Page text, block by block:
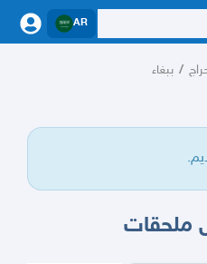
AR
/ ببغاء
ملحقات